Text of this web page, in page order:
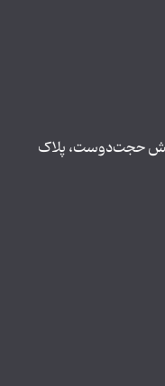
نبش حجت‌دوست، پلاک